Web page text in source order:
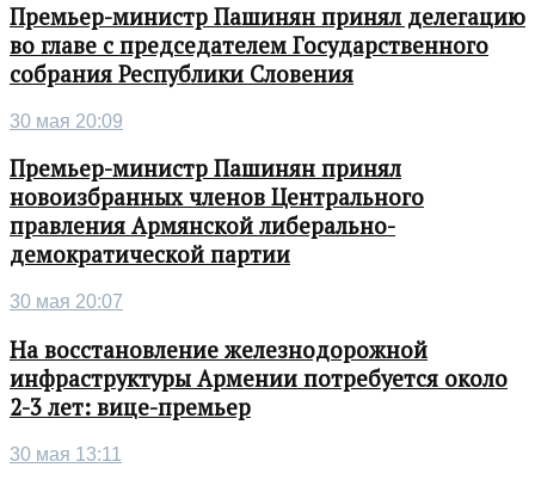
Премьер-министр Пашинян принял делегацию
во главе с председателем Государственного
собрания Республики Словения
30 мая 20:09
Премьер-министр Пашинян принял
новоизбранных членов Центрального
правления Армянской либерально-
демократической партии
30 мая 20:07
На восстановление железнодорожной
инфраструктуры Армении потребуется около
2-3 лет: вице-премьер
30 мая 13:11